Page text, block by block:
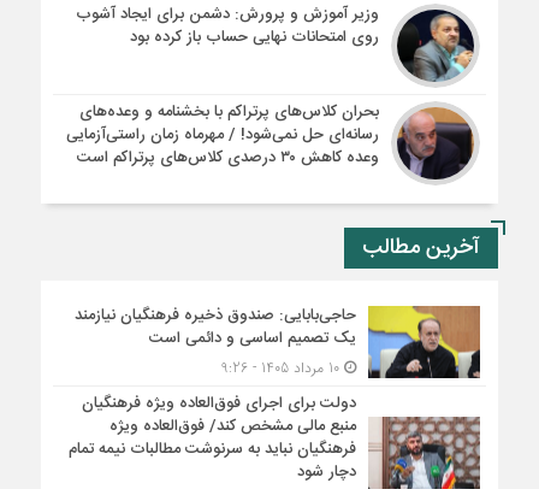
وزیر آموزش و پرورش: دشمن برای ایجاد آشوب
روی امتحانات نهایی حساب باز کرده بود
بحران کلاس‌های پرتراکم با بخشنامه و وعده‌های
رسانه‌ای حل نمی‌شود! / مهرماه زمان راستی‌آزمایی
وعده کاهش ۳۰ درصدی کلاس‌های پرتراکم است
آخرین مطالب
حاجی‌بابایی: صندوق ذخیره فرهنگیان نیازمند
یک تصمیم اساسی و دائمی است
10 مرداد 1405 - 9:26
دولت برای اجرای فوق‌العاده ویژه فرهنگیان
منبع مالی مشخص کند/ فوق‌العاده ویژه
فرهنگیان نباید به سرنوشت مطالبات نیمه‌ تمام
دچار شود